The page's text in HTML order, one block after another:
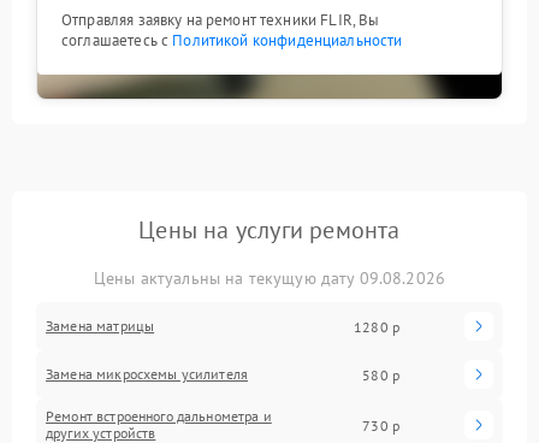
Отправляя заявку на ремонт техники FLIR, Вы
соглашаетесь с Политикой конфиденциальности
Цены на услуги ремонта
Цены актуальны на текущую дату 09.08.2026
Замена матрицы 1280 р
Замена микросхемы усилителя 580 р
Ремонт встроенного дальнометра и
других устройств
730 р